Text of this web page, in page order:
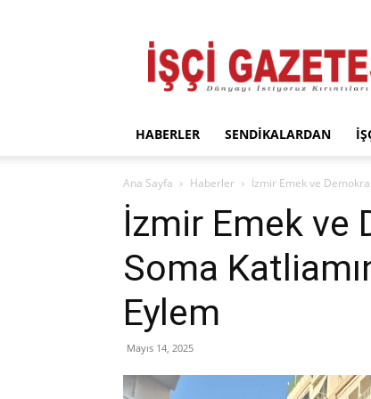
Gazetesi
HABERLER SENDIKALARDAN
Ana Sayfa Haberler İzmir Emek ve
İzmir Emek ve
Soma
Eylem
Mayıs 14, 2025